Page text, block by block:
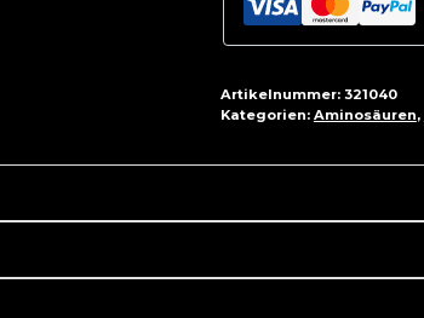
Artikelnummer: 321040
Kategorien: Aminosäuren,